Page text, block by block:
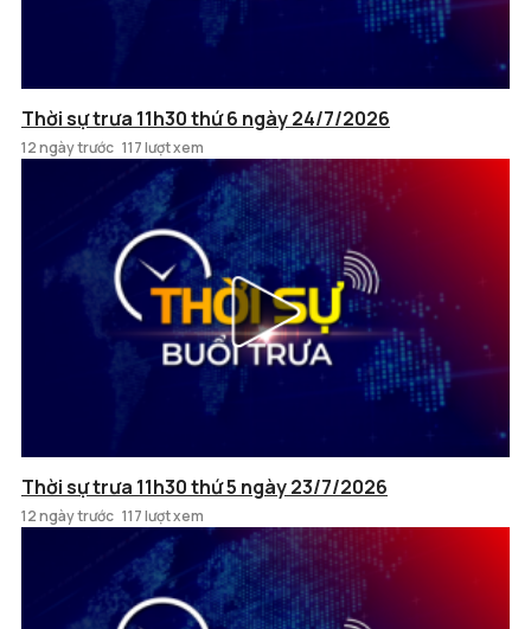
Thời sự trưa 11h30 thứ 6 ngày 24/7/2026
12 ngày trước 117 lượt xem
Thời sự trưa 11h30 thứ 5 ngày 23/7/2026
12 ngày trước 117 lượt xem